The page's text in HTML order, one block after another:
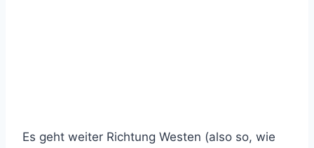
Es geht weiter Richtung Westen (also so, wie